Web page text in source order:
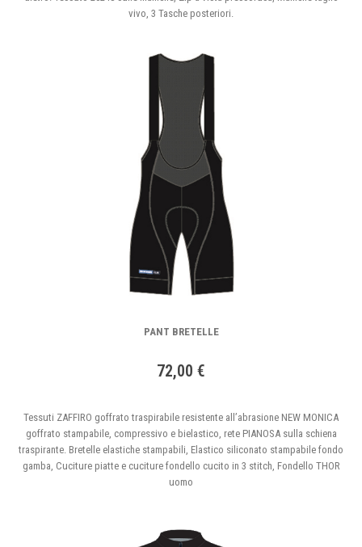
vivo, 3 Tasche posteriori.
PANT BRETELLE
72,00 €
Tessuti ZAFFIRO goffrato traspirabile resistente all’abrasione NEW MONICA
goffrato stampabile, compressivo e bielastico, rete PIANOSA sulla schiena
traspirante. Bretelle elastiche stampabili, Elastico siliconato stampabile fondo
gamba, Cuciture piatte e cuciture fondello cucito in 3 stitch, Fondello THOR
uomo